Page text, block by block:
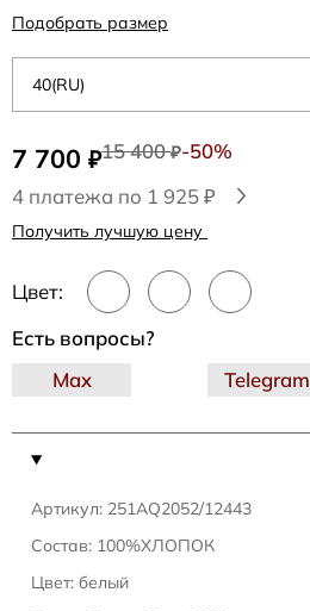
7 700 ₽15 400₽-50%
4 платежа по 1 925 ₽
Получить лучшую цену
Цвет:
40(RU)
Подобрать размер
Артикул: 251AQ2052/12443
Состав: 100%ХЛОПОК
Цвет: белый
Есть вопросы?
Telegram
Max